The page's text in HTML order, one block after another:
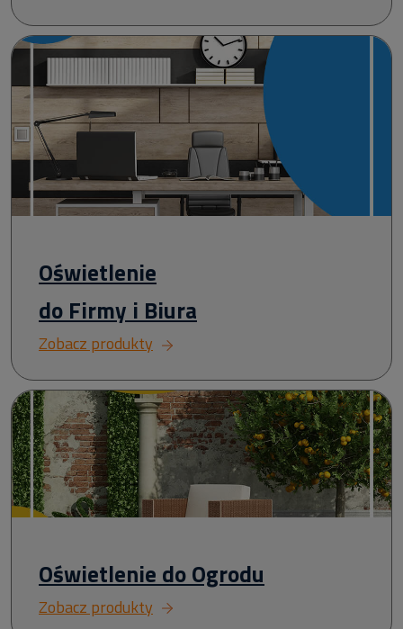
Oświetlenie
do Firmy i Biura
Zobacz produkty
Oświetlenie do Ogrodu
Zobacz produkty